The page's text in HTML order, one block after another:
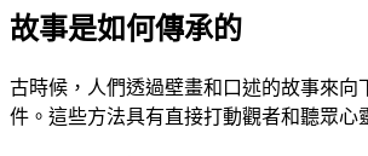
故事是如何傳承的
古時候，人們透過壁畫和口述的故事來向
件。這些方法具有直接打動觀者和聽眾心